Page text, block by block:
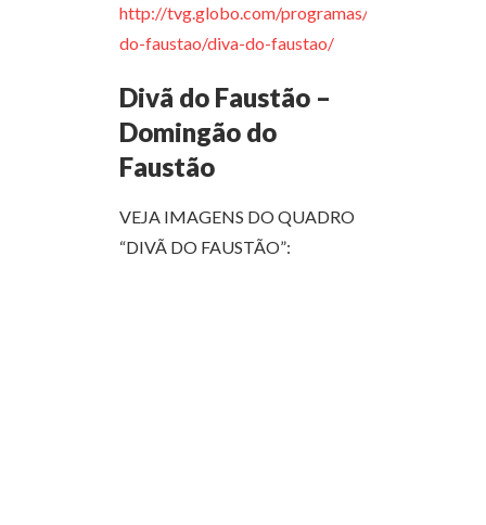
http://tvg.globo.com/programas/domingao-
do-faustao/diva-do-faustao/
Divã do Faustão –
Domingão do
Faustão
VEJA IMAGENS DO QUADRO
“DIVÃ DO FAUSTÃO”: